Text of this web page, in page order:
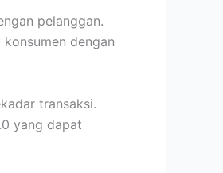
pelanggan.
dengan
transaksi.
yang dapat